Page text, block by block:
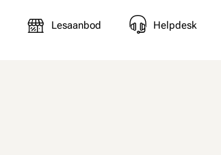
Lesaanbod Helpdesk